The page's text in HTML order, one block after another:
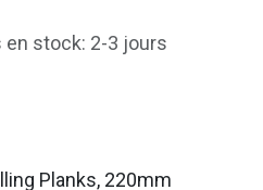
en stock: 2-3 jours
Planks, 220mm